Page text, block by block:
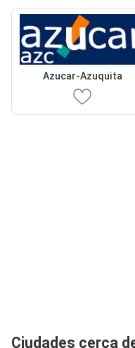
Azucar-Azuquita
Ciudades cerca